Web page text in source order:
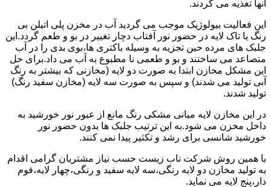
آنها تغذیه می کردند.
این فعالیت بیولوژیک موجب می گردید آب در مخزن پلی اتیلن بی
رنگ یا تاک لایه در حضور نور آفتاب دچار تغییر در بو و طعم گردد.این
جلبک های مرده حین تجزیه به وسیله باکتری ها،بوی بدی را در آب
متصاعد می ساختند و بو و طعمی نا مطبوع به آب می داد.برای حل
این مشکل مخازن ابتدا به صورت دو لایه (مخازنی که بیشتر به رنگ
آبی تولید می شدند) و سپس به صورت سه لایه (مخازن سفید رنگ)
تولید شدند.
در این مخازن لایه میانی مشکی رنگ مانع از عبور نور خورشید به
داخل مخزن می شود.به این ترتیب جلبک ها بدون حضور نور
خورشید شانسی برای رشد و تکثیر پیدا نمی کنند.
با همین روش شرکت ناب زیست حسب نیاز مشتریان گرامی اقدام
به تولید مخازن دو لایه رنگی،سه لایه سفید و رنگی،چهار لایه،فوم
دار،پنج لایه می نماید.